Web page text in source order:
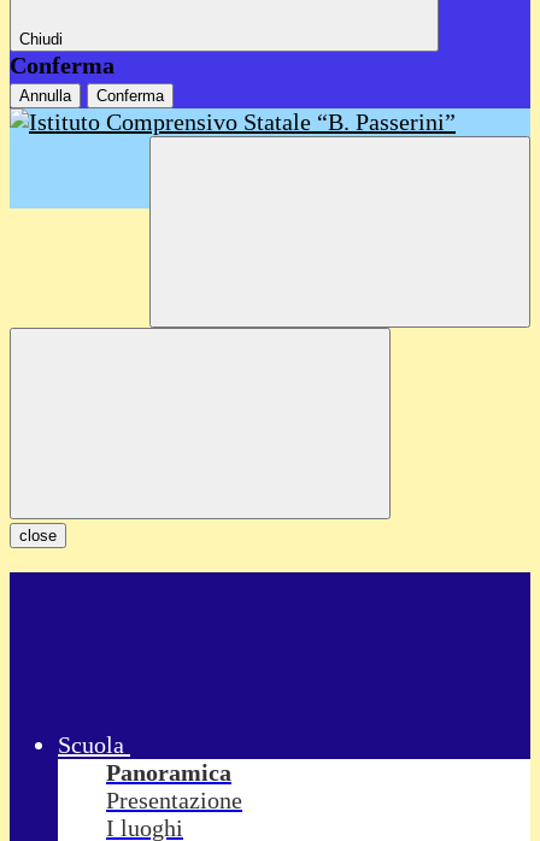
Chiudi
Conferma
Annulla Conferma
close
Scuola
Panoramica
Presentazione
I luoghi